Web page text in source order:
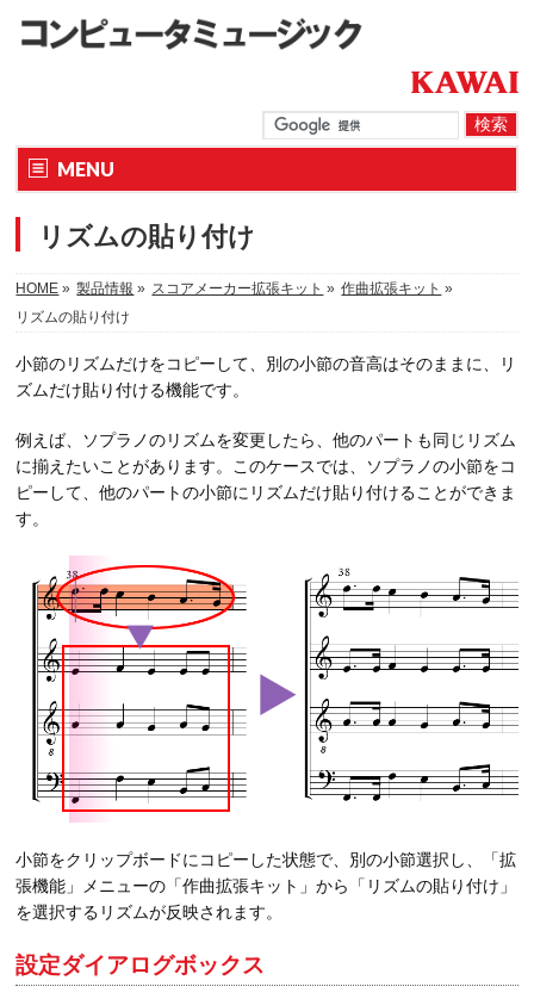
MENU
リズムの貼り付け
HOME » 製品情報 » スコアメーカー拡張キット » 作曲拡張キット »
リズムの貼り付け
小節のリズムだけをコピーして、別の小節の音高はそのままに、リ
ズムだけ貼り付ける機能です。
例えば、ソプラノのリズムを変更したら、他のパートも同じリズム
に揃えたいことがあります。このケースでは、ソプラノの小節をコ
ピーして、他のパートの小節にリズムだけ貼り付けることができま
す。
小節をクリップボードにコピーした状態で、別の小節選択し、「拡
張機能」メニューの「作曲拡張キット」から「リズムの貼り付け」
を選択するリズムが反映されます。
設定ダイアログボックス